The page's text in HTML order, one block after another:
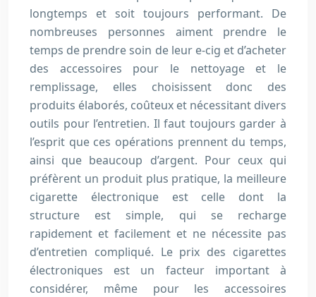
longtemps et soit toujours performant. De
nombreuses personnes aiment prendre le
temps de prendre soin de leur e-cig et d’acheter
des accessoires pour le nettoyage et le
remplissage, elles choisissent donc des
produits élaborés, coûteux et nécessitant divers
outils pour l’entretien. Il faut toujours garder à
l’esprit que ces opérations prennent du temps,
ainsi que beaucoup d’argent. Pour ceux qui
préfèrent un produit plus pratique, la meilleure
cigarette électronique est celle dont la
structure est simple, qui se recharge
rapidement et facilement et ne nécessite pas
d’entretien compliqué. Le prix des cigarettes
électroniques est un facteur important à
considérer, même pour les accessoires